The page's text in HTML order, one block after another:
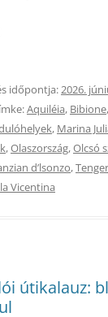
időpontja:2026.
Aquiléia, Bibione,
, Marina
,Olaszország,Olcsó
dʼlsonzo,
Vicentina
útikalauz: